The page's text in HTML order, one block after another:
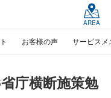
AREA
お客様の声 サービスメ
庁横断施策勉